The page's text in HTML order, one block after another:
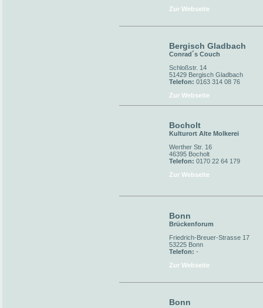
Zur Webseite
Bergisch Gladbach
Conrad´s Couch
Schloßstr. 14
51429 Bergisch Gladbach
Telefon: 0163 314 08 76
Zur Webseite
Bocholt
Kulturort Alte Molkerei
Werther Str. 16
46395 Bocholt
Telefon: 0170 22 64 179
Zur Webseite
Bonn
Brückenforum
Friedrich-Breuer-Strasse 17
53225 Bonn
Telefon: -
Zur Webseite
Bonn